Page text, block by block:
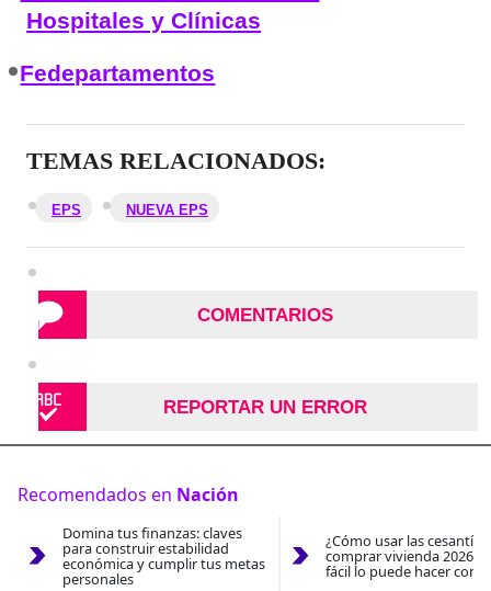
Hospitales y Clínicas
Fedepartamentos
TEMAS RELACIONADOS:
EPS NUEVA EPS
COMENTARIOS
REPORTAR UN ERROR
Recomendados en Nación
Domina tus finanzas: claves
para construir estabilidad
económica y cumplir tus metas
personales
¿Cómo usar las
comprar vivienda 2026?
fácil lo puede hacer con